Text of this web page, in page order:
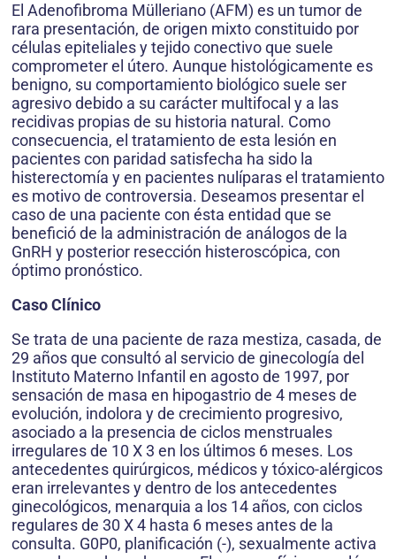
El Adenofibroma Mülleriano (AFM) es un tumor de
rara presentación, de origen mixto constituido por
células epiteliales y tejido conectivo que suele
comprometer el útero. Aunque histológicamente es
benigno, su comportamiento biológico suele ser
agresivo debido a su carácter multifocal y a las
recidivas propias de su historia natural. Como
consecuencia, el tratamiento de esta lesión en
pacientes con paridad satisfecha ha sido la
histerectomía y en pacientes nulíparas el tratamiento
es motivo de controversia. Deseamos presentar el
caso de una paciente con ésta entidad que se
benefició de la administración de análogos de la
GnRH y posterior resección histeroscópica, con
óptimo pronóstico.
Caso Clínico
Se trata de una paciente de raza mestiza, casada, de
29 años que consultó al servicio de ginecología del
Instituto Materno Infantil en agosto de 1997, por
sensación de masa en hipogastrio de 4 meses de
evolución, indolora y de crecimiento progresivo,
asociado a la presencia de ciclos menstruales
irregulares de 10 X 3 en los últimos 6 meses. Los
antecedentes quirúrgicos, médicos y tóxico-alérgicos
eran irrelevantes y dentro de los antecedentes
ginecológicos, menarquia a los 14 años, con ciclos
regulares de 30 X 4 hasta 6 meses antes de la
consulta. G0P0, planificación (-), sexualmente activa